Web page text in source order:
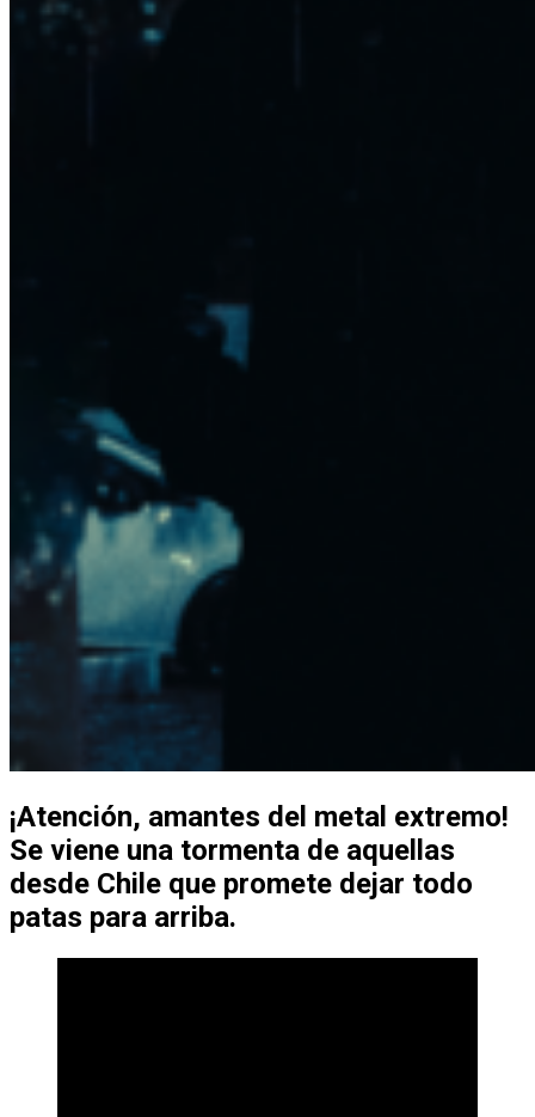
¡Atención, amantes del metal extremo!
Se viene una tormenta de aquellas
desde Chile que promete dejar todo
patas para arriba.